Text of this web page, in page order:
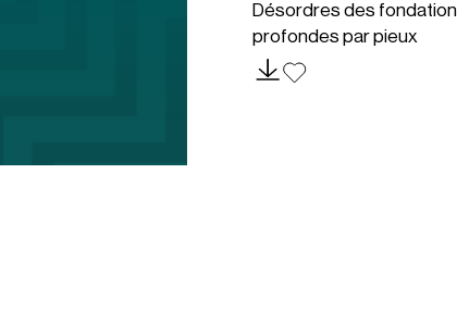
Désordres des
profondes par pieux